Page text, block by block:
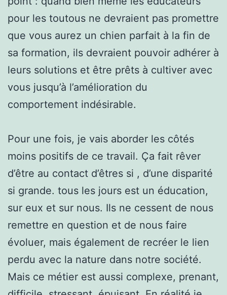
pour les toutous ne devraient pas promettre
que vous aurez un chien parfait à la fin de
sa formation, ils devraient pouvoir adhérer à
leurs solutions et être prêts à cultiver avec
vous jusqu’à l’amélioration du
comportement indésirable.
Pour une fois, je vais aborder les côtés
moins positifs de ce travail. Ça fait rêver
d’être au contact d’êtres si , d’une disparité
si grande. tous les jours est un éducation,
sur eux et sur nous. Ils ne cessent de nous
remettre en question et de nous faire
évoluer, mais également de recréer le lien
perdu avec la nature dans notre société.
Mais ce métier est aussi complexe, prenant,